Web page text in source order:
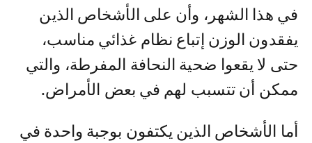
في هذا الشهر، وأن على الأشخاص الذين
يفقدون الوزن إتباع نظام غذائي مناسب،
حتى لا يقعوا ضحية النحافة المفرطة، والتي
ممكن أن تتسبب لهم في بعض الأمراض.
أما الأشخاص الذين يكتفون بوجبة واحدة في